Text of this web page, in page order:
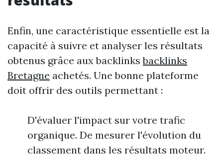
Enfin, une caractéristique essentielle est la
capacité à suivre et analyser les résultats
obtenus grâce aux backlinksbacklinks
Bretagne achetés. Une bonne plateforme
doit offrir des outils permettant :
D'évaluer l'impact sur votre trafic
organique. De mesurer l'évolution du
classement dans les résultats moteur.